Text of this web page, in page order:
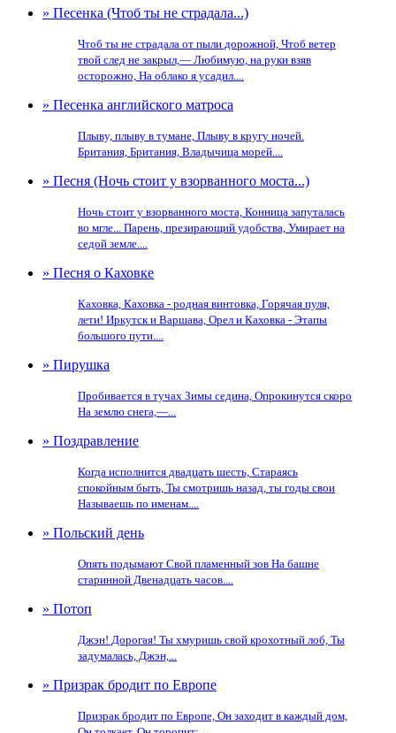
» Песенка (Чтоб ты не страдала...)
Чтоб ты не страдала от пыли дорожной, Чтоб ветер
твой след не закрыл,— Любимую, на руки взяв
осторожно, На облако я усадил....
» Песенка английского матроса
Плыву, плыву в тумане, Плыву в кругу ночей.
Британия, Британия, Владычица морей....
» Песня (Ночь стоит у взорванного моста...)
Ночь стоит у взорванного моста, Конница запуталась
во мгле... Парень, презирающий удобства, Умирает на
седой земле....
» Песня о Каховке
Каховка, Каховка - родная винтовка, Горячая пуля,
лети! Иркутск и Варшава, Орел и Каховка - Этапы
большого пути....
» Пирушка
Пробивается в тучах Зимы седина, Опрокинутся скоро
На землю снега,—...
» Поздравление
Когда исполнится двадцать шесть, Стараясь
спокойным быть, Ты смотришь назад, ты годы свои
Называешь по именам....
» Польский день
Опять подымают Свой пламенный зов На башне
старинной Двенадцать часов....
» Потоп
Джэн! Дорогая! Ты хмуришь свой крохотный лоб, Ты
задумалась, Джэн,...
» Призрак бродит по Европе
Призрак бродит по Европе, Он заходит в каждый дом,